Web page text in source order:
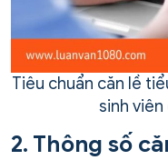
Tiêu chuẩn căn lề
sinh
2. Thông số